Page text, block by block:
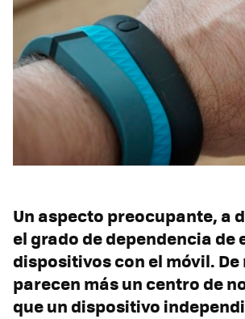
Un aspecto preocupante, a
el grado de dependencia de
dispositivos con el móvil.
parecen más un centro de
que un dispositivo